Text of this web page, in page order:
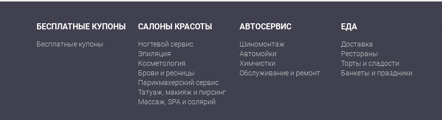
БЕСПЛАТНЫЕ КУПОНЫ
Бесплатные купоны
САЛОНЫ КРАСОТЫ
Ногтевой сервис
Эпиляция
Косметология
Брови и ресницы
Парикмахерский сервис
Татуаж, макияж и пирсинг
Массаж, SPA и солярий
АВТОСЕРВИС
Шиномонтаж
Автомойки
Химчистки
Обслуживание и ремонт
ЕДА
Доставка
Рестораны
Торты и сладости
Банкеты и праздники